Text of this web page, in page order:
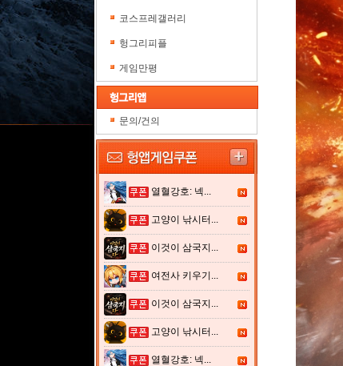
코스프레갤러리
헝그리피플
게임만평
문의/건의
열혈강호: 넥...
고양이 낚시터...
이것이 삼국지...
여전사 키우기...
이것이 삼국지...
고양이 낚시터...
열혈강호: 넥...